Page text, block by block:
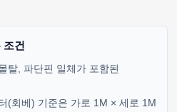
조건
탈, 파단핀 일체가 포함된
(회베) 기준은 가로 1M × 세로 1M